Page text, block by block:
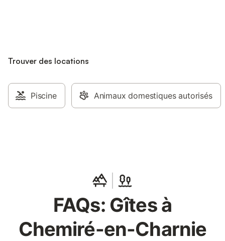
Trouver des locations
Piscine Animaux domestiques autorisés
FAQs: Gîtes à
Chemiré-en-Charnie